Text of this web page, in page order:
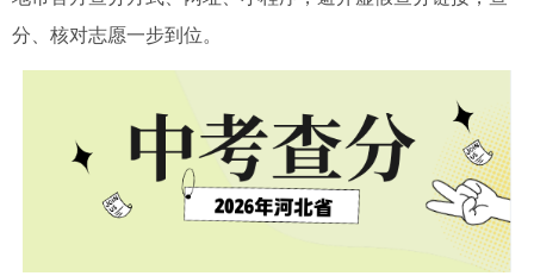
分、核对志愿一步到位。